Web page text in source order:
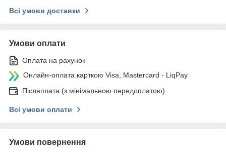
Всі умови доставки
Умови оплати
Оплата на рахунок
Онлайн-оплата карткою Visa, Mastercard - LiqPay
Післяплата (з мінімальною передоплатою)
Всі умови оплати
Умови повернення